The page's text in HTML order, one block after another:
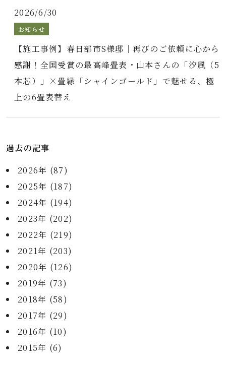
2026/6/30
お知らせ
【施工事例】春日部市S様邸｜再びのご依頼に心から
感謝！全国受賞の最高峰畳表・山本さんの「汐風（5
本芯）」×畳縁「シャインゴールド」で魅せる、極
上の6畳表替え
過去の記事
2026年 (87)
2025年 (187)
2024年 (194)
2023年 (202)
2022年 (219)
2021年 (203)
2020年 (126)
2019年 (73)
2018年 (58)
2017年 (29)
2016年 (10)
2015年 (6)